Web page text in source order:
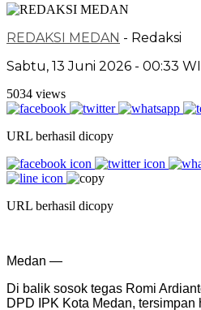
REDAKSI MEDAN - Redaksi
Sabtu, 13 Juni 2026 - 00:33
5034 views
URL berhasil dicopy
URL berhasil dicopy
Medan —
Di balik sosok tegas Romi
DPD IPK Kota Medan, tersimpan